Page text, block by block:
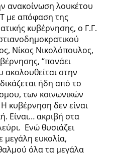
ανακοίνωση λουκέτου
με απόφαση της
κυβέρνησης, ο Γ.Γ.
Νίκος Νικολόπουλος,
“πονάει
ακολουθείται στην
ήδη από το
των κοινωνικών
κυβέρνηση δεν είναι
Είναι… ακριβή στα
Ενώ θυσιάζει
μεγάλη ευκολία,
όλα τα μεγάλα